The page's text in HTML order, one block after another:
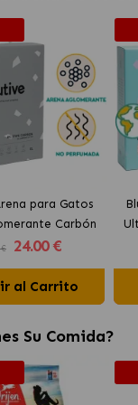
para Gatos
Carbón
Activo
€ 24.00 €
al Carrito
Su Comida?